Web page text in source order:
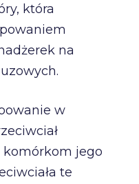
która
na
w
jego
te